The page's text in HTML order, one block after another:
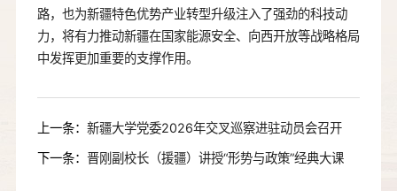
路，也为新疆特色优势产业转型升级注入了强劲的科技动
力，将有力推动新疆在国家能源安全、向西开放等战略格局
中发挥更加重要的支撑作用。
上一条： 新疆大学党委2026年交叉巡察进驻动员会召开
下一条： 晋刚副校长（援疆）讲授“形势与政策”经典大课